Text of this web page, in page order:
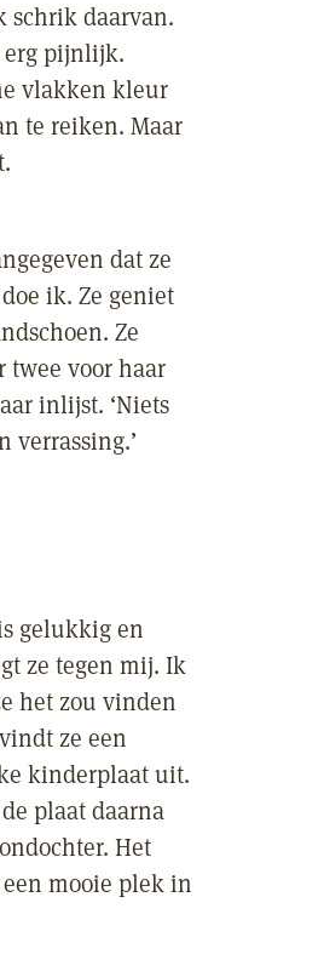
schrik daarvan.
erg pijnlijk.
vlakken kleur
te reiken. Maar
dat ze
ik. Ze geniet
Ze
twee voor haar
inlijst. ‘Niets
verrassing.’
gelukkig en
ze tegen mij. Ik
het zou vinden
ze een
kinderplaat uit.
plaat daarna
Het
mooie plek in